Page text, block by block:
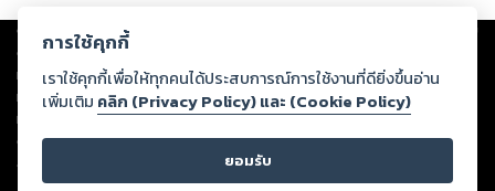
Copyright © 2026
ต่อผลงานหรือเนื้อหาใดที่อัปโหลดผ่านเว็บไซต์และปรากฏว่าละเมิดสิทธิใน
ทรัพย์สินทางปัญญาของบุคคลอื่นหรือขัดต่อกฎหมายและศีลธรรม ดังนั้น ผู้อ่าน
ทุกท่านโปรดใช้วิจารณญาณในการกลั่นกรองด้วยตนเอง และหากท่านพบว่าส่วน
หนึ่งส่วนใดขัดต่อกฎหมายและศีลธรรม กรุณาแจ้งมายังบริษัท เพื่อทีมงานจะได้
ดำเนินการในทันที ทั้งนี้ ทางสตอรี่ล็อกขอสงวนลิขสิทธิ์ตามพระราชบัญญัติ
ลิขสิทธิ์ พ.ศ. 2537 (ฉบับล่าสุด)
การใช้คุกกี้
เราใช้คุกกี้เพื่อให้ทุกคนได้ประสบการณ์การใช้งานที่ดียิ่งขึ้นอ่าน
เพิ่มเติม คลิก (Privacy Policy) และ (Cookie Policy)
ยอมรับ